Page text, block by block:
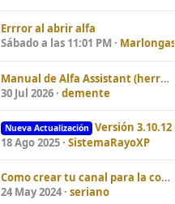
Errror al abrir alfa
Sábado a las 11:01 PM
Marlongas
Manual de Alfa Assistant (herramienta de apoyo)
30 Jul 2026 demente
Nueva Actualización Versión 3.10.12
18 Ago 2025 SistemaRayoXP
Como crear tu canal para la comunidad!
24 May 2024 seriano